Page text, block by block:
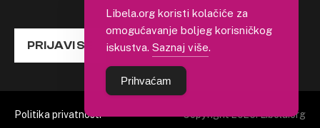
PRIJAVI SE
Politika privatnosti Copyright 2026. Libela.org
Libela.org koristi kolačiće za
omogućavanje boljeg korisničkog
iskustva. Saznaj više.
Prihvaćam